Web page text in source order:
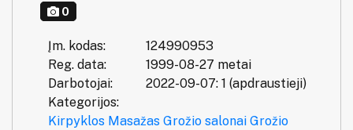
0
Įm. kodas:
124990953
Reg. data:
1999-08-27 metai
Darbotojai:
2022-09-07: 1 (apdraustieji)
Kategorijos:
Kirpyklos Masažas Grožio salonai Grožio